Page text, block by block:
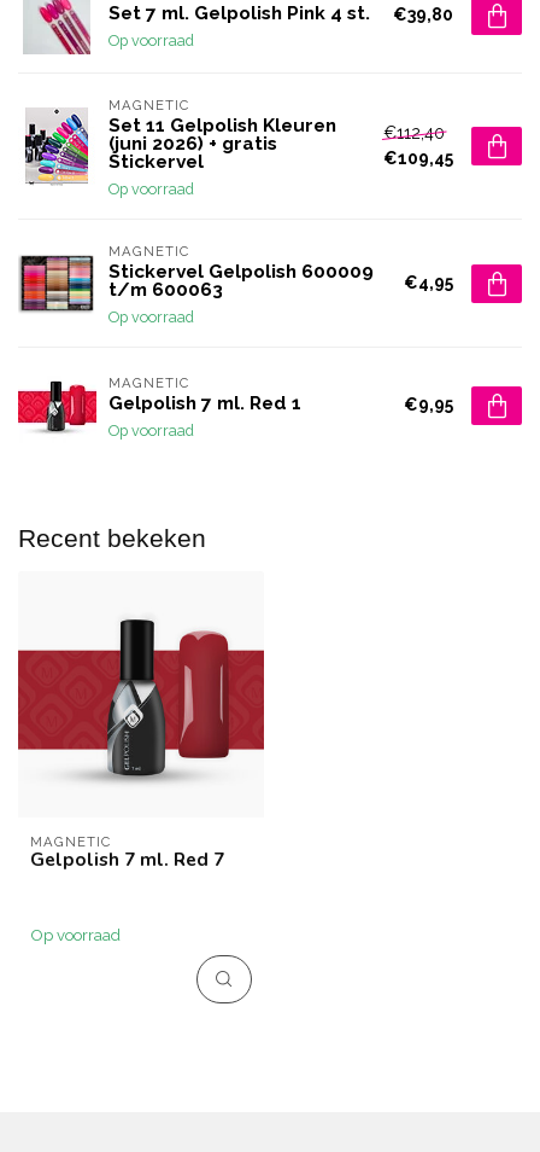
Set 7 ml. Gelpolish Pink 4 st.
Op voorraad
€39,80
MAGNETIC
Set 11 Gelpolish Kleuren
(juni 2026) + gratis
Stickervel
Op voorraad
€112,40
€109,45
MAGNETIC
Stickervel Gelpolish 600009
t/m 600063
Op voorraad
€4,95
MAGNETIC
Gelpolish 7 ml. Red 1
Op voorraad
€9,95
Recent bekeken
MAGNETIC
Gelpolish 7 ml. Red 7
Op voorraad